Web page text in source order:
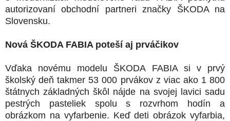
autorizovaní obchodní partneri značky ŠKODA na
Slovensku.
Nová ŠKODA FABIA poteší aj prváčikov
Vďaka novému modelu ŠKODA FABIA si v prvý
školský deň takmer 53 000 prvákov z viac ako 1 800
štátnych základných škôl nájde na svojej lavici sadu
pestrých pasteliek spolu s rozvrhom hodín a
obrázkom na vyfarbenie. Keď deti obrázok vyfarbia,